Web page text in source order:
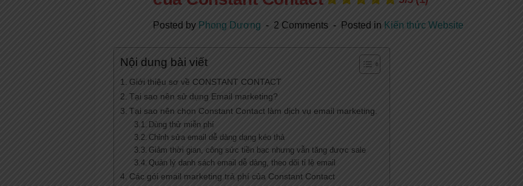
Posted by Phong Dương 2 Comments Posted in Kiến thức Website
Nội dung bài viết
Giới thiệu sơ về CONSTANT CONTACT
Tại sao nên sử dụng Email marketing?
Tại sao nên chọn Constant Contact làm dịch vụ email marketing.
Dùng thử miễn phí
Chỉnh sửa email dễ dàng dạng kéo thả
Giảm thời gian, công sức tiền bạc nhưng vẫn tăng được sale
Quản lý danh sách email dễ dàng, theo dõi tỉ lệ email
Các gói email marketing trả phí của Constant Contact